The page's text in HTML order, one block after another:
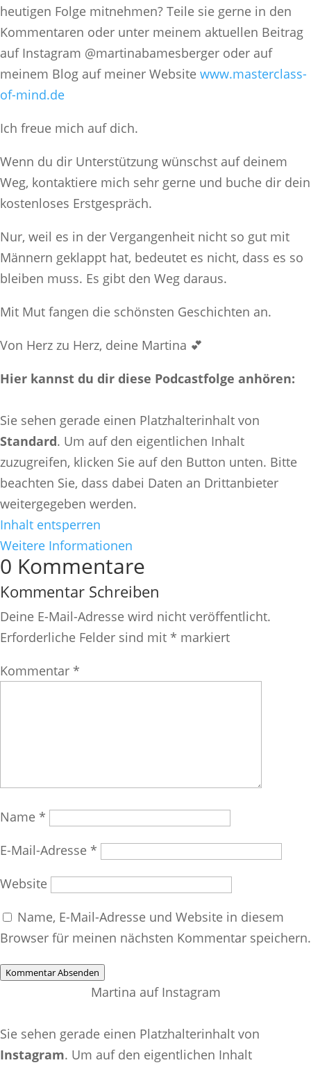
heutigen Folge mitnehmen? Teile sie gerne in den
Kommentaren oder unter meinem aktuellen Beitrag
auf Instagram @martinabamesberger oder auf
meinem Blog auf meiner Website www.masterclass-
of-mind.de
Ich freue mich auf dich.
Wenn du dir Unterstützung wünschst auf deinem
Weg, kontaktiere mich sehr gerne und buche dir dein
kostenloses Erstgespräch.
Nur, weil es in der Vergangenheit nicht so gut mit
Männern geklappt hat, bedeutet es nicht, dass es so
bleiben muss. Es gibt den Weg daraus.
Mit Mut fangen die schönsten Geschichten an.
Von Herz zu Herz, deine Martina 💕
Hier kannst du dir diese Podcastfolge anhören:
Sie sehen gerade einen Platzhalterinhalt von
Standard. Um auf den eigentlichen Inhalt
zuzugreifen, klicken Sie auf den Button unten. Bitte
beachten Sie, dass dabei Daten an Drittanbieter
weitergegeben werden.
Inhalt entsperren
Weitere Informationen
0 Kommentare
Kommentar Schreiben
Deine E-Mail-Adresse wird nicht veröffentlicht.
Erforderliche Felder sind mit * markiert
Kommentar *
Name *
E-Mail-Adresse *
Website
Name, E-Mail-Adresse und Website in diesem
Browser für meinen nächsten Kommentar speichern.
Kommentar Absenden
Martina auf Instagram
Sie sehen gerade einen Platzhalterinhalt von
Instagram. Um auf den eigentlichen Inhalt